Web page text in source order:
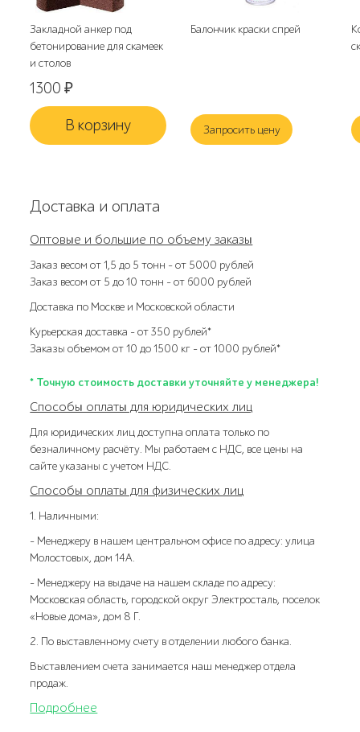
Закладной анкер под
бетонирование для скамеек
и столов
1300₽
В корзину
Балончик краски спрей
Запросить цену
Доставка и оплата
Оптовые и большие по объему заказы
Заказ весом от 1,5 до 5 тонн – от 5000 рублей
Заказ весом от 5 до 10 тонн – от 6000 рублей
Доставка по Москве и Московской области
Курьерская доставка – от 350 рублей*
Заказы объемом от 10 до 1500 кг – от 1000 рублей*
* Точную стоимость доставки уточняйте у менеджера!
Способы оплаты для юридических лиц
Для юридических лиц доступна оплата только по
безналичному расчёту. Мы работаем с НДС, все цены на
сайте указаны с учетом НДС.
Способы оплаты для физических лиц
1. Наличными:
- Менеджеру в нашем центральном офисе по адресу: улица
Молостовых, дом 14А.
- Менеджеру на выдаче на нашем складе по адресу:
Московская область, городской округ Электросталь, поселок
«Новые дома», дом 8 Г.
2. По выставленному счету в отделении любого банка.
Выставлением счета занимается наш менеджер отдела
продаж.
Подробнее